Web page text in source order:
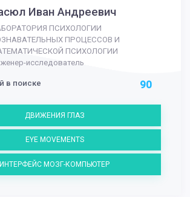
Иван Андреевич
ПСИХОЛОГИИ
ПРОЦЕССОВ И
ПСИХОЛОГИИ
исследователь
в поиске 90
ДВИЖЕНИЯ ГЛАЗ
EYE MOVEMENTS
ИНТЕРФЕЙС МОЗГ-КОМПЬЮТЕР